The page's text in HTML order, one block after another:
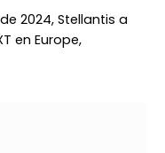
2024, Stellantis a
en Europe,